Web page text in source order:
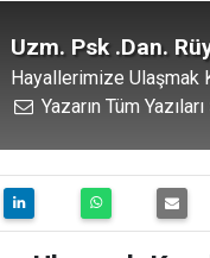
Uzm. Psk .Dan.
Hayallerimize Ulaşmak
Yazarın Tüm Yazıları